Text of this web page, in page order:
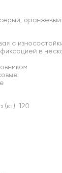
оранжевый
с
в
(кг): 120